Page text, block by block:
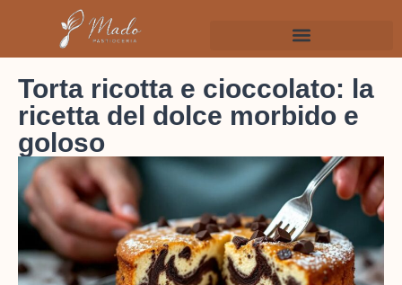
Torta ricotta e cioccolato: la
ricetta del dolce morbido e
goloso